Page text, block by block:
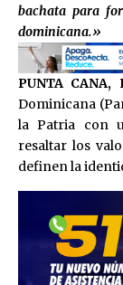
bachata para
dominicana.»
PUNTA CANA,
Dominicana
la Patria con
resaltar los
definen la